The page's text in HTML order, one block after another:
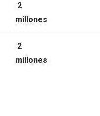
2
millones
2
millones